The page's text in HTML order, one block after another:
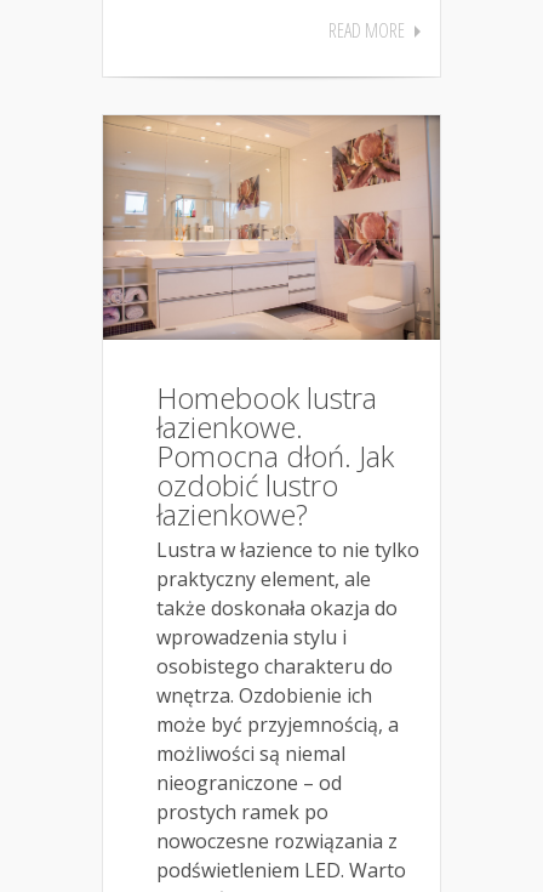
READ MORE
Homebook lustra
łazienkowe.
Pomocna dłoń. Jak
ozdobić lustro
łazienkowe?
Lustra w łazience to nie tylko
praktyczny element, ale
także doskonała okazja do
wprowadzenia stylu i
osobistego charakteru do
wnętrza. Ozdobienie ich
może być przyjemnością, a
możliwości są niemal
nieograniczone – od
prostych ramek po
nowoczesne rozwiązania z
podświetleniem LED. Warto